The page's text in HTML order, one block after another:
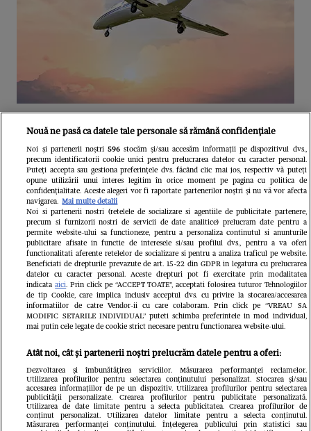
Unul dintre cele mai folosite
aeroporturi din Europa își închide
complet porțile timp de trei luni.
Milioane de pasageri, afectați
Un vecin instruit poate salva
Intră în
Nouă ne pasă ca datele tale personale să rămână confidențiale
Noi și partenerii noștri 596stocăm și/sau accesăm informații pe dispozitivul dvs.,
precum identificatorii cookie unici pentru prelucrarea datelor cu caracter personal.
Puteți accepta sau gestiona preferințele dvs. făcând clic mai jos, respectiv vă puteți
opune utilizării unui interes legitim în orice moment pe pagina cu politica de
confidențialitate. Aceste alegeri vor fi raportate partenerilor noștri și nu vă vor afecta
navigarea. Mai multe detalii
Noi si partenerii nostri (retelele de socializare si agentiile de publicitate partenere,
precum si furnizorii nostri de servicii de date analitice) prelucram date pentru a
permite website-ului sa functioneze, pentru a personaliza continutul si anunturile
publicitare afisate in functie de interesele si/sau profilul dvs., pentru a va oferi
functionalitati aferente retelelor de socializare si pentru a analiza traficul pe website.
Beneficiati de drepturile prevazute de art. 15-22 din GDPR in legatura cu prelucrarea
datelor cu caracter personal. Aceste drepturi pot fi exercitate prin modalitatea
indicataaici. Prin click pe “ACCEPT TOATE”, acceptati folosirea tuturor Tehnologiilor
de tip Cookie, care implica inclusiv acceptul dvs. cu privire la stocarea/accesarea
informatiilor de catre Vendor-ii cu care colaboram. Prin click pe “VREAU SA
MODIFIC SETARILE INDIVIDUAL” puteti schimba preferintele in mod individual,
mai putin cele legate de cookie strict necesare pentru functionarea website-ului.
Atât noi, cât și partenerii noștri prelucrăm datele pentru a oferi:
Dezvoltarea și îmbunătățirea serviciilor. Măsurarea performanței reclamelor.
Utilizarea profilurilor pentru selectarea conținutului personalizat. Stocarea și/sau
accesarea informațiilor de pe un dispozitiv. Utilizarea profilurilor pentru selectarea
publicității personalizate. Crearea profilurilor pentru publicitate personalizată.
Utilizarea de date limitate pentru a selecta publicitatea. Crearea profilurilor de
conținut personalizat. Utilizarea datelor limitate pentru a selecta conținutul.
Măsurarea performanței conținutului. Înțelegerea publicului prin statistici sau